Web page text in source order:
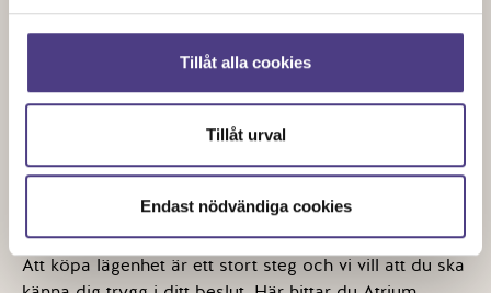
Tillåt alla cookies
Tillåt urval
Endast nödvändiga cookies
avhjälpa på ett fackmannamässigt och godtagbart
sätt.
är en garantibesiktning och
genomförs två år efter fastighetens färdigställande. Fel
som upptäcks bör anmälas omgående till BRF-
Trygghetspaket
Att köpa lägenhet är ett stort steg och vi vill att du ska